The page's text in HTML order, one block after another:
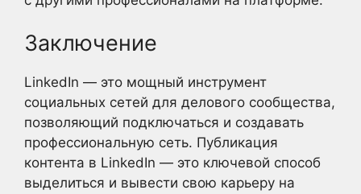
Заключение
LinkedIn — это мощный инструмент
социальных сетей для делового сообщества,
позволяющий подключаться и создавать
профессиональную сеть. Публикация
контента в LinkedIn — это ключевой способ
выделиться и вывести свою карьеру на